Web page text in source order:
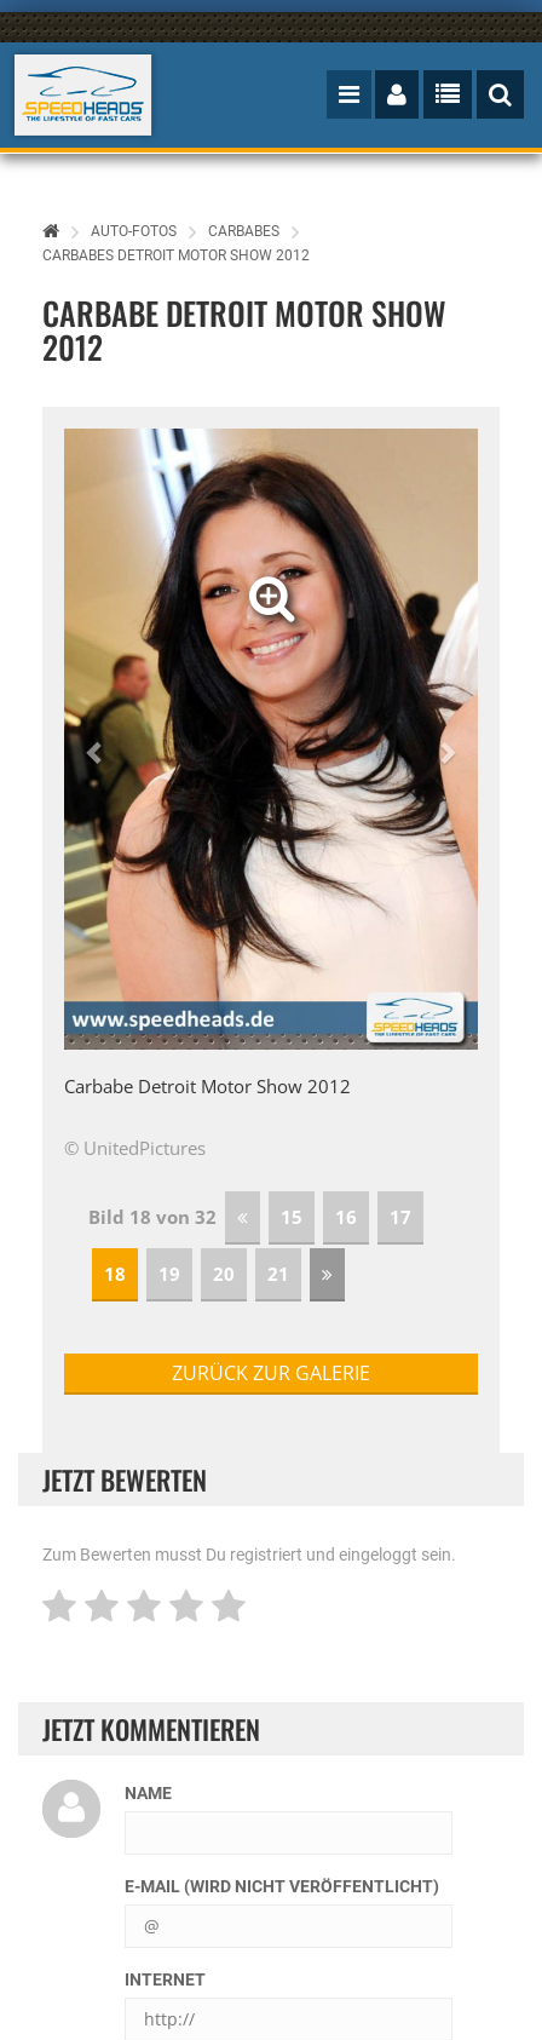
AUTO-FOTOS
CARBABES
CARBABES DETROIT MOTOR SHOW 2012
CARBABE DETROIT MOTOR SHOW
2012
Carbabe Detroit Motor Show 2012
© UnitedPictures
Bild 18 von 32 15 16 17
18 19 20 21
ZURÜCK ZUR GALERIE
JETZT BEWERTEN
Zum Bewerten musst Du registriert und eingeloggt sein.
JETZT KOMMENTIEREN
NAME
E-MAIL (WIRD NICHT VERÖFFENTLICHT)
INTERNET